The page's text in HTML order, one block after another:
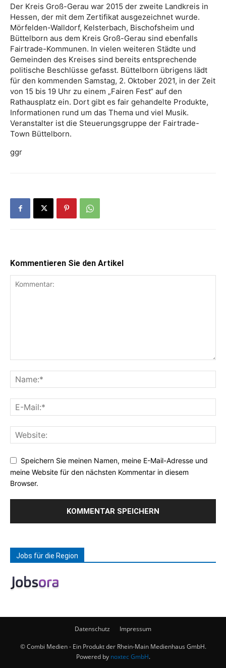
Der Kreis Groß-Gerau war 2015 der zweite Landkreis in
Hessen, der mit dem Zertifikat ausgezeichnet wurde.
Mörfelden-Walldorf, Kelsterbach, Bischofsheim und
Büttelborn aus dem Kreis Groß-Gerau sind ebenfalls
Fairtrade-Kommunen. In vielen weiteren Städte und
Gemeinden des Kreises sind bereits entsprechende
politische Beschlüsse gefasst. Büttelborn übrigens lädt
für den kommenden Samstag, 2. Oktober 2021, in der Zeit
von 15 bis 19 Uhr zu einem „Fairen Fest“ auf den
Rathausplatz ein. Dort gibt es fair gehandelte Produkte,
Informationen rund um das Thema und viel Musik.
Veranstalter ist die Steuerungsgruppe der Fairtrade-
Town Büttelborn.
ggr
Kommentieren Sie den Artikel
Speichern Sie meinen Namen, meine E-Mail-Adresse und
meine Website für den nächsten Kommentar in diesem
Browser.
Jobs für die Region
Datenschutz Impressum
© Combi Medien - Ein Produkt der Rhein-Main Medienhaus GmbH.
Powered by noxtec GmbH.